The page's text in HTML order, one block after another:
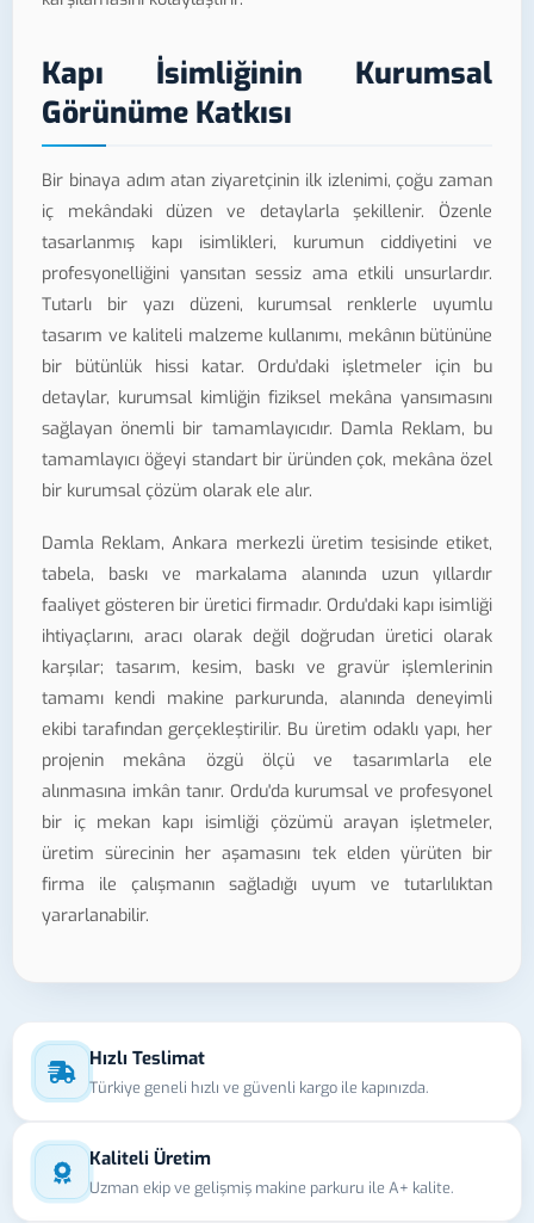
Kapı İsimliğinin Kurumsal
Görünüme Katkısı
Bir binaya adım atan ziyaretçinin ilk izlenimi, çoğu zaman
iç mekândaki düzen ve detaylarla şekillenir. Özenle
tasarlanmış kapı isimlikleri, kurumun ciddiyetini ve
profesyonelliğini yansıtan sessiz ama etkili unsurlardır.
Tutarlı bir yazı düzeni, kurumsal renklerle uyumlu
tasarım ve kaliteli malzeme kullanımı, mekânın bütününe
bir bütünlük hissi katar. Ordu'daki işletmeler için bu
detaylar, kurumsal kimliğin fiziksel mekâna yansımasını
sağlayan önemli bir tamamlayıcıdır. Damla Reklam, bu
tamamlayıcı öğeyi standart bir üründen çok, mekâna özel
bir kurumsal çözüm olarak ele alır.
Damla Reklam, Ankara merkezli üretim tesisinde etiket,
tabela, baskı ve markalama alanında uzun yıllardır
faaliyet gösteren bir üretici firmadır. Ordu'daki kapı isimliği
ihtiyaçlarını, aracı olarak değil doğrudan üretici olarak
karşılar; tasarım, kesim, baskı ve gravür işlemlerinin
tamamı kendi makine parkurunda, alanında deneyimli
ekibi tarafından gerçekleştirilir. Bu üretim odaklı yapı, her
projenin mekâna özgü ölçü ve tasarımlarla ele
alınmasına imkân tanır. Ordu'da kurumsal ve profesyonel
bir iç mekan kapı isimliği çözümü arayan işletmeler,
üretim sürecinin her aşamasını tek elden yürüten bir
firma ile çalışmanın sağladığı uyum ve tutarlılıktan
yararlanabilir.
Hızlı Teslimat
Türkiye geneli hızlı ve güvenli kargo ile kapınızda.
Kaliteli Üretim
Uzman ekip ve gelişmiş makine parkuru ile A+ kalite.